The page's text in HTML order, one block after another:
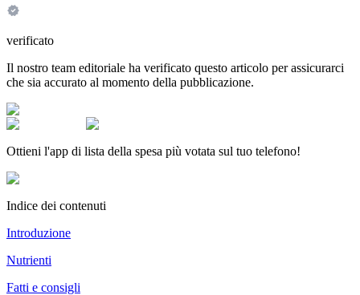
verificato
Il nostro team editoriale ha verificato questo articolo per assicurarci
che sia accurato al momento della pubblicazione.
Ottieni l'app di lista della spesa più votata sul tuo telefono!
Indice dei contenuti
Introduzione
Nutrienti
Fatti e consigli